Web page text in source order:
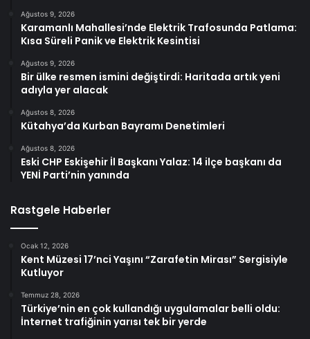
Ağustos 9, 2026
Karamanlı Mahallesi’nde Elektrik Trafosunda Patlama:
Kısa Süreli Panik ve Elektrik Kesintisi
Ağustos 9, 2026
Bir ülke resmen ismini değiştirdi: Haritada artık yeni
adıyla yer alacak
Ağustos 8, 2026
Kütahya’da Kurban Bayramı Denetimleri
Ağustos 8, 2026
Eski CHP Eskişehir İl Başkanı Yalaz: 14 ilçe başkanı da
YENİ Parti’nin yanında
Rastgele Haberler
Ocak 12, 2026
Kent Müzesi 17’nci Yaşını “Zarafetin Mirası” Sergisiyle
Kutluyor
Temmuz 28, 2026
Türkiye’nin en çok kullandığı uygulamalar belli oldu:
İnternet trafiğinin yarısı tek bir yerde